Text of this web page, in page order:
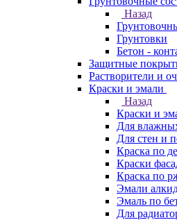
Назад
Грунтовки
Бетон -
Защитные
Растворители и
Краски и эмали
Назад
Краски и
Для
Для стен и
Краска по
Краски
Краска по
Эмали
Эмаль по
Для